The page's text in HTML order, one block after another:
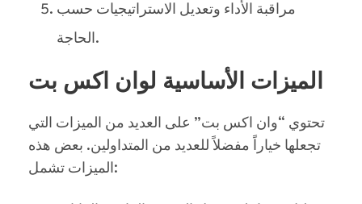
مراقبة الأداء وتعديل الاستراتيجيات حسب
الحاجة.
الميزات الأساسية لوان اكس بت
تحتوي “وان اكس بت” على العديد من الميزات التي
تجعلها خياراً مفضلاً للعديد من المتداولين. بعض هذه
الميزات تشمل: